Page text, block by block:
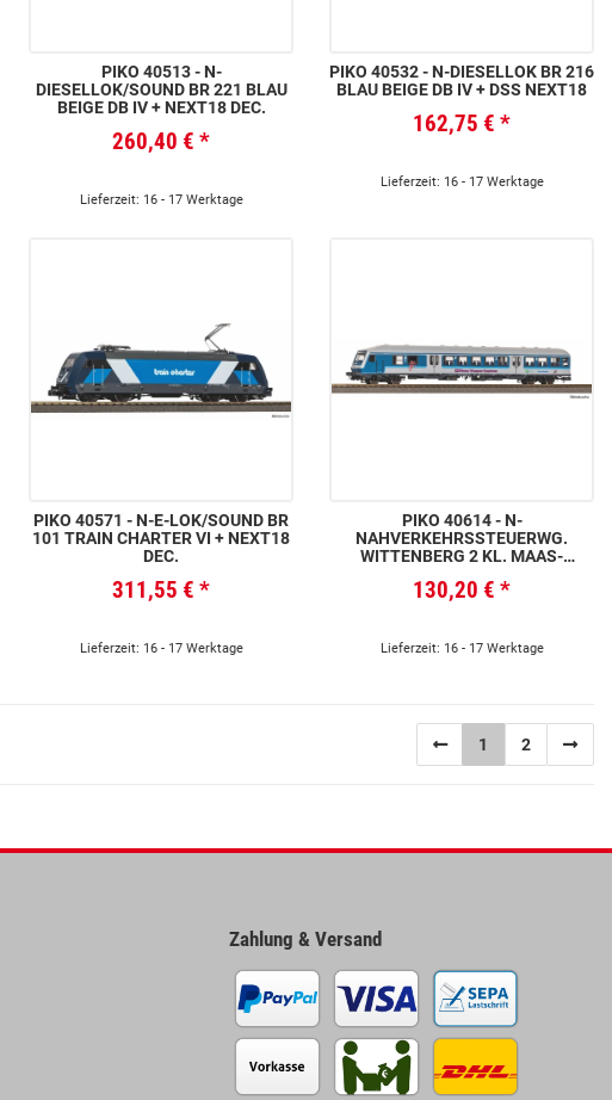
PIKO 40513 - N-
DIESELLOK/SOUND BR 221 BLAU
BEIGE DB IV + NEXT18 DEC.
260,40 € *
Lieferzeit: 16 - 17 Werktage
PIKO 40532 - N-DIESELLOK BR 216
BLAU BEIGE DB IV + DSS NEXT18
162,75 € *
Lieferzeit: 16 - 17 Werktage
PIKO 40571 - N-E-LOK/SOUND BR
101 TRAIN CHARTER VI + NEXT18
DEC.
311,55 € *
Lieferzeit: 16 - 17 Werktage
PIKO 40614 - N-
NAHVERKEHRSSTEUERWG.
WITTENBERG 2 KL. MAAS-
130,20 € *
Lieferzeit: 16 - 17 Werktage
1 2
Zahlung & Versand